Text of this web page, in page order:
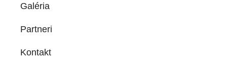
Galéria
Partneri
Kontakt